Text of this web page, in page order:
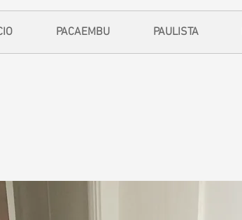
PACAEMBU PAULISTA